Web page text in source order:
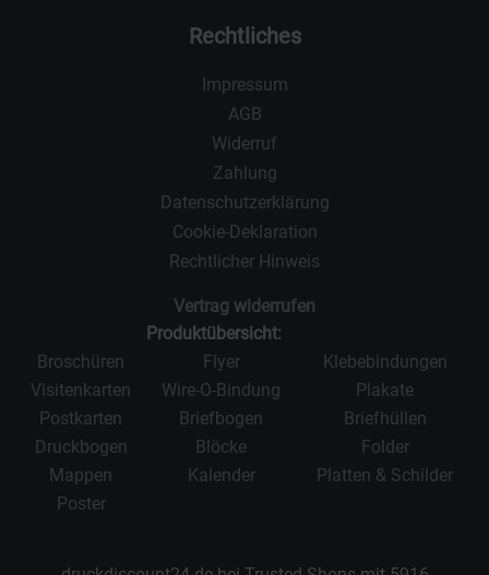
Rechtliches
Impressum
AGB
Widerruf
Zahlung
Datenschutzerklärung
Cookie-Deklaration
Rechtlicher Hinweis
Vertrag widerrufen
Produktübersicht:
Broschüren
Flyer
Klebebindungen
Visitenkarten
Wire-O-Bindung
Plakate
Postkarten
Briefbogen
Briefhüllen
Druckbogen
Blöcke
Folder
Mappen
Kalender
Platten & Schilder
Poster